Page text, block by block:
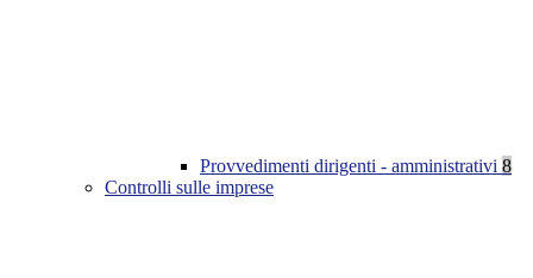
Provvedimenti dirigenti - amministrativi 8
Controlli sulle imprese